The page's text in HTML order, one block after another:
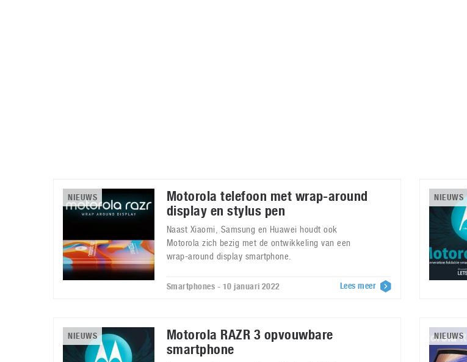
NIEUWS
Motorola telefoon met wrap-around
display en stylus pen
Naast Xiaomi, Samsung en Huawei houdt ook
Motorola zich bezig met de ontwikkeling van een
wrap-around display smartphone.
Smartphones - 10 januari 2022 Lees meer
NIEUWS
NIEUWS
Motorola RAZR 3 opvouwbare
smartphone
NIEUWS